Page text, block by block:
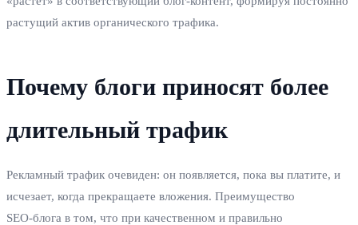
растущий актив органического трафика.
Почему блоги приносят более
длительный трафик
Рекламный трафик очевиден: он появляется, пока вы платите, и
исчезает, когда прекращаете вложения. Преимущество
SEO‑блога в том, что при качественном и правильно